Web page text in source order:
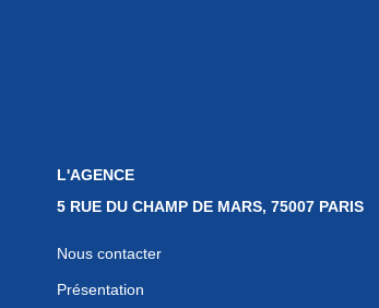
L'AGENCE
5 RUE DU CHAMP DE MARS, 75007 PARIS
Nous contacter
Présentation